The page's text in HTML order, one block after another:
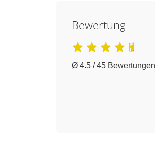
Bewertung
Ø 4.5 / 45 Bewertungen